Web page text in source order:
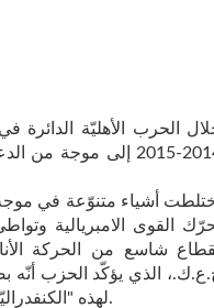
الحرب الأهليّة
2014-2015 إلى
أشياء متنوّعة في
القوى الامبريالية
شاسع من الحركة
الذي يؤكّد الحزب أنّه
لهذه "الكنفدراليّة الديمقراطيّة" كنموذج مجتمعّي مُلهم، رأينا ضرورة مناقشة الموضوع.